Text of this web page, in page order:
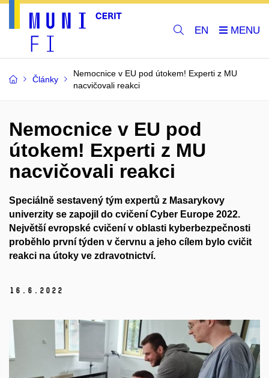
EN
Články
Nemocnice v EU pod útokem! Experti z MU
nacvičovali reakci
Nemocnice v EU pod
útokem! Experti z MU
nacvičovali reakci
Speciálně sestavený tým expertů z Masarykovy
univerzity se zapojil do cvičení Cyber Europe 2022.
Největší evropské cvičení v oblasti kyberbezpečnosti
proběhlo první týden v červnu a jeho cílem bylo cvičit
reakci na útoky ve zdravotnictví.
16. 6. 2022